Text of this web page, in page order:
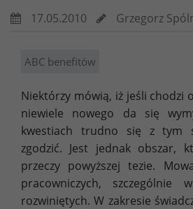
17.05.2010 Grzegorz
ABC benefitów
Niektórzy mówią, iż jeśli chodzi
niewiele nowego da się
kwestiach trudno się z tym
zgodzić. Jest jednak obszar,
przeczy powyższej tezie.
pracowniczych, szczególnie
rozwiniętych. W zakresie